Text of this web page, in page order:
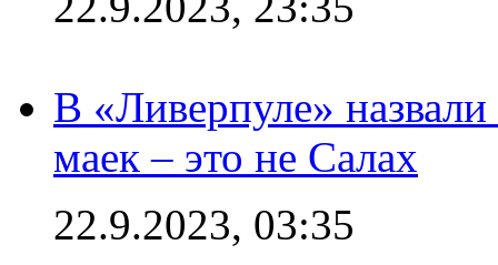
В «Ливерпуле»
маек – это не Салах
22.9.2023, 03:35